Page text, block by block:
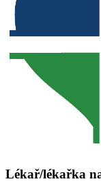
Lékař/lékařka